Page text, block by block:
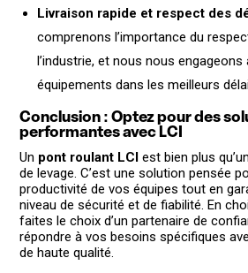
Livraison rapide et respect des
comprenons l’importance du
l’industrie, et nous nous
équipements dans les meilleurs
Conclusion : Optez pour des
performantes avec LCI
Un pont roulant LCI est bien plus
de levage. C’est une solution pensée
productivité de vos équipes tout en
niveau de sécurité et de fiabilité. En
faites le choix d’un partenaire de
répondre à vos besoins spécifiques
de haute qualité.